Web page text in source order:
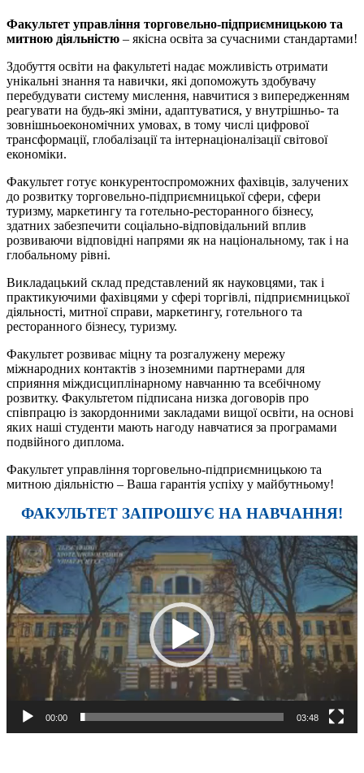
Факультет управління торговельно-підприємницькою та
митною діяльністю – якісна освіта за сучасними стандартами!
Здобуття освіти на факультеті надає можливість отримати
унікальні знання та навички, які допоможуть здобувачу
перебудувати систему мислення, навчитися з випередженням
реагувати на будь-які зміни, адаптуватися, у внутрішньо- та
зовнішньоекономічних умовах, в тому числі цифрової
трансформації, глобалізації та інтернаціоналізації світової
економіки.
Факультет готує конкурентоспроможних фахівців, залучених
до розвитку торговельно-підприємницької сфери, сфери
туризму, маркетингу та готельно-ресторанного бізнесу,
здатних забезпечити соціально-відповідальний вплив
розвиваючи відповідні напрями як на національному, так і на
глобальному рівні.
Викладацький склад представлений як науковцями, так і
практикуючими фахівцями у сфері торгівлі, підприємницької
діяльності, митної справи, маркетингу, готельного та
ресторанного бізнесу, туризму.
Факультет розвиває міцну та розгалужену мережу
міжнародних контактів з іноземними партнерами для
сприяння міждисциплінарному навчанню та всебічному
розвитку. Факультетом підписана низка договорів про
співпрацю із закордонними закладами вищої освіти, на основі
яких наші студенти мають нагоду навчатися за програмами
подвійного диплома.
Факультет управління торговельно-підприємницькою та
митною діяльністю – Ваша гарантія успіху у майбутньому!
ФАКУЛЬТЕТ ЗАПРОШУЄ НА НАВЧАННЯ!
Відеопрогравач
00:00 03:48